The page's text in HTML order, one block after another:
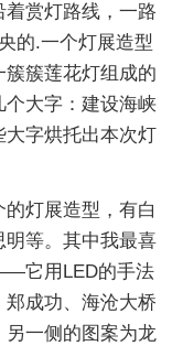
赏灯路线，一路
的.一个灯展造型
簇莲花灯组成的
大字：建设海峡
字烘托出本次灯
灯展造型，有白
等。其中我最喜
它用LED的手法
成功、海沧大桥
一侧的图案为龙